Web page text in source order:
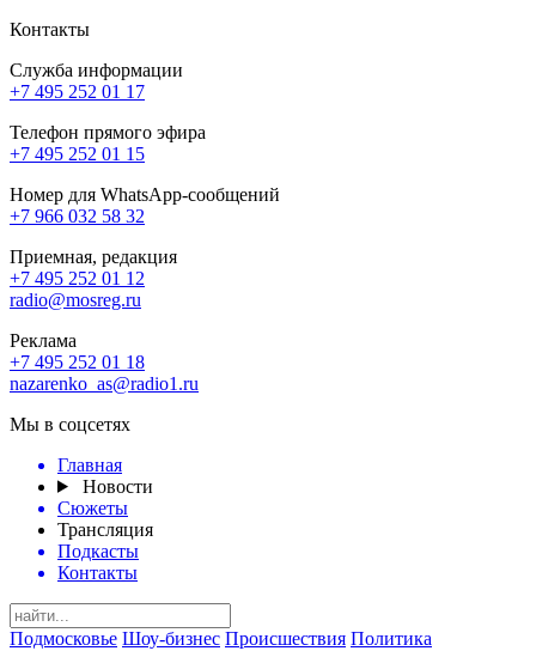
Контакты
Служба информации
+7 495 252 01 17
Телефон прямого эфира
+7 495 252 01 15
Номер для WhatsApp-сообщений
+7 966 032 58 32
Приемная, редакция
+7 495 252 01 12
radio@mosreg.ru
Реклама
+7 495 252 01 18
nazarenko_as@radio1.ru
Мы в соцсетях
Главная
Новости
Сюжеты
Трансляция
Подкасты
Контакты
Подмосковье Шоу-бизнес Происшествия Политика